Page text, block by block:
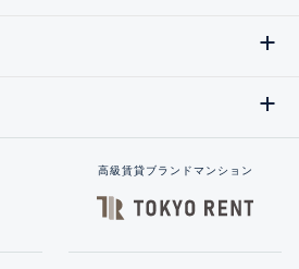
高級賃貸ブランドマンション